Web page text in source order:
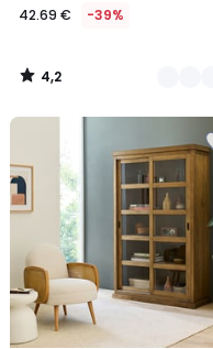
42.69 € -39%
4,2
/